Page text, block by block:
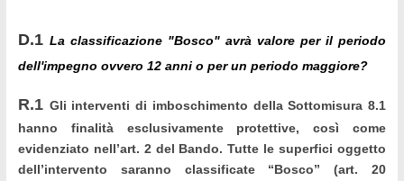
D.1 La classificazione "Bosco" avrà valore per il periodo
dell'impegno ovvero 12 anni o per un periodo maggiore?
R.1 Gli interventi di imboschimento della Sottomisura 8.1
hanno finalità esclusivamente protettive, così come
evidenziato nell’art. 2 del Bando.Tutte le superfici oggetto
dell’intervento saranno classificate “Bosco” (art. 20